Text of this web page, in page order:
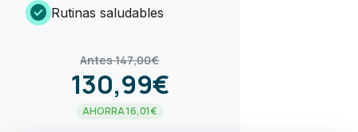
check_circle Rutinas saludables
Antes 147,00€
130,99€
AHORRA 16,01€